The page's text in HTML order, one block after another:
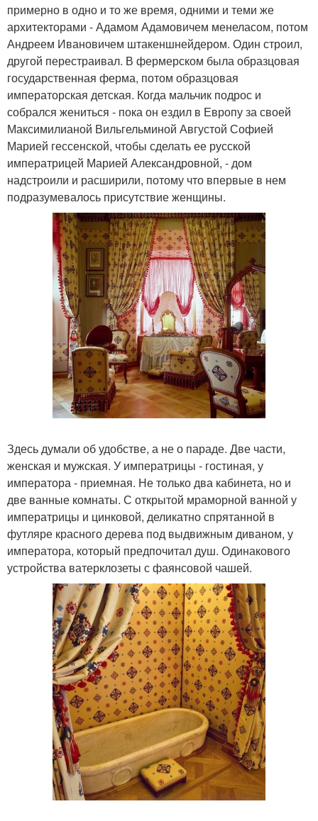
примерно в одно и то же время, одними и теми же
архитекторами - Адамом Адамовичем менеласом, потом
Андреем Ивановичем штакеншнейдером. Один строил,
другой перестраивал. В фермерском была образцовая
государственная ферма, потом образцовая
императорская детская. Когда мальчик подрос и
собрался жениться - пока он ездил в Европу за своей
Максимилианой Вильгельминой Августой Софией
Марией гессенской, чтобы сделать ее русской
императрицей Марией Александровной, - дом
надстроили и расширили, потому что впервые в нем
подразумевалось присутствие женщины.
Здесь думали об удобстве, а не о параде. Две части,
женская и мужская. У императрицы - гостиная, у
императора - приемная. Не только два кабинета, но и
две ванные комнаты. С открытой мраморной ванной у
императрицы и цинковой, деликатно спрятанной в
футляре красного дерева под выдвижным диваном, у
императора, который предпочитал душ. Одинакового
устройства ватерклозеты с фаянсовой чашей.